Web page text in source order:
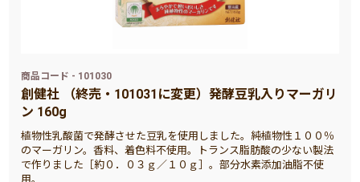
商品コード - 101030
創健社 （終売・101031に変更）発酵豆乳入りマーガリ
ン 160g
植物性乳酸菌で発酵させた豆乳を使用しました。純植物性１００％
のマーガリン。香料、着色料不使用。トランス脂肪酸の少ない製法
で作りました［約０．０３ｇ／１０ｇ］。部分水素添加油脂不使
用。